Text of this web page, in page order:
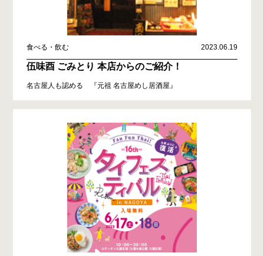
食べる・飲む 2023.06.19
伍味酉 ごみとり 本店からのご紹介！
名古屋人も認める 『元祖 名古屋めし居酒屋』